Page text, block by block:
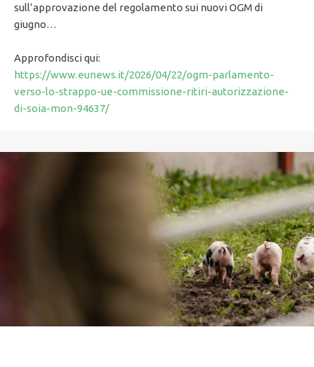
sull’approvazione del regolamento sui nuovi OGM di
giugno…
Approfondisci qui:
https://www.eunews.it/2026/04/22/ogm-parlamento-
verso-lo-strappo-ue-commissione-ritiri-autorizzazione-
di-soia-mon-94637/